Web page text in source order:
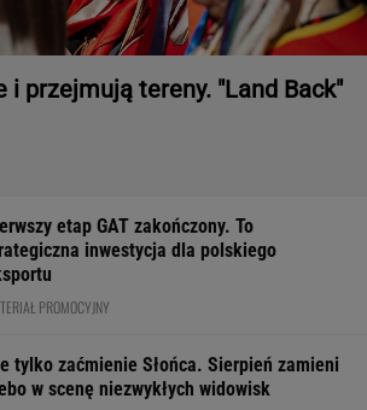
i przejmują tereny. "Land Back"
etap GAT zakończony. To
inwestycja dla polskiego
PROMOCYJNY
tylko zaćmienie Słońca. Sierpień zamieni
w scenę niezwykłych widowisk